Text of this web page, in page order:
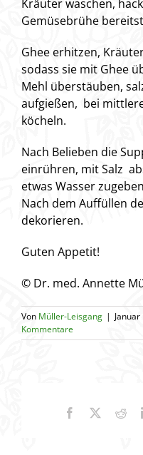
Kräuter waschen,
Gemüsebrühe
Ghee erhitzen,
sodass sie mit Ghee
Mehl überstäuben,
aufgießen, bei
köcheln.
Nach Belieben die
einrühren, mit Salz
etwas Wasser
Nach dem Auffüllen
dekorieren.
Guten Appetit!
© Dr. med. Annette
Von Müller-Leisgang |
Kommentare
Facebook
X